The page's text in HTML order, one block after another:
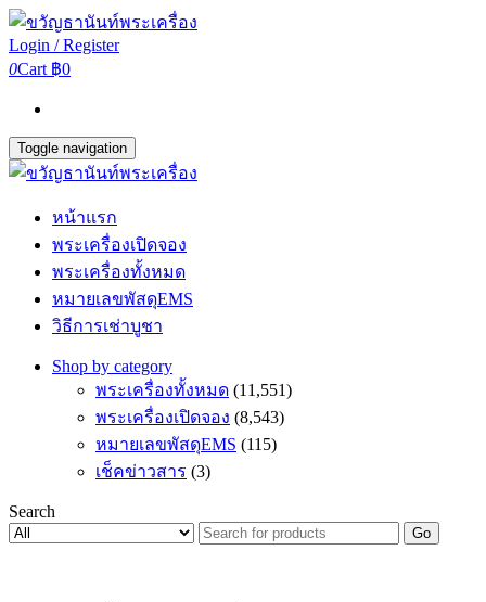
Login / Register
0Cart ฿0
Toggle navigation
หน้าแรก
พระเครื่องเปิดจอง
พระเครื่องทั้งหมด
หมายเลขพัสดุEMS
วิธีการเช่าบูชา
Shop by category
พระเครื่องทั้งหมด (11,551)
พระเครื่องเปิดจอง (8,543)
หมายเลขพัสดุEMS (115)
เช็คข่าวสาร (3)
Search
Go